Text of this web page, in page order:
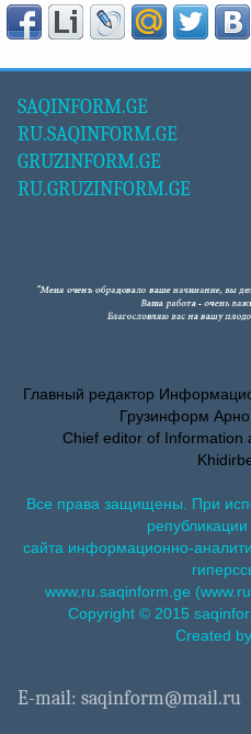
SAQINFORM.GE
RU.SAQINFORM.GE
GRUZINFORM.GE
RU.GRUZINFORM.GE
Главный редактор
Грузинформ
Chief editor of Information
Все права защищены. При
сайта информационно-
www.ru.saqinform.ge
Copyright © 2015
Created
E-mail: saqinform@mail.ru